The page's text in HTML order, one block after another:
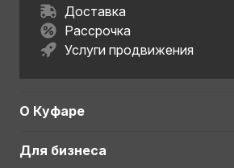
Доставка
Рассрочка
Услуги продвижения
О Куфаре
Для бизнеса